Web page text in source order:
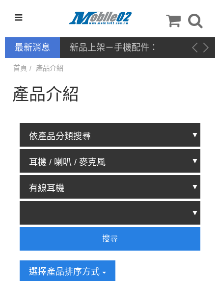
最新消息
新品上架－手機配件：
NILLKIN
首頁 產品介紹
產品介紹
搜尋
選擇產品排序方式